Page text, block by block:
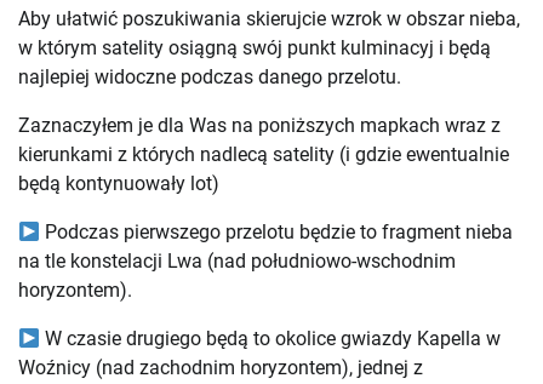
Aby ułatwić poszukiwania skierujcie wzrok w obszar nieba,
w którym satelity osiągną swój punkt kulminacyj i będą
najlepiej widoczne podczas danego przelotu.
Zaznaczyłem je dla Was na poniższych mapkach wraz z
kierunkami z których nadlecą satelity (i gdzie ewentualnie
będą kontynuowały lot)
Podczas pierwszego przelotu będzie to fragment nieba
na tle konstelacji Lwa (nad południowo-wschodnim
horyzontem).
W czasie drugiego będą to okolice gwiazdy Kapella w
Woźnicy (nad zachodnim horyzontem), jednej z